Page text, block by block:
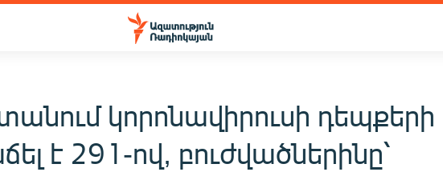
կորոնավիրուսի դեպքերի
է 291-ով, բուժվածներինը՝